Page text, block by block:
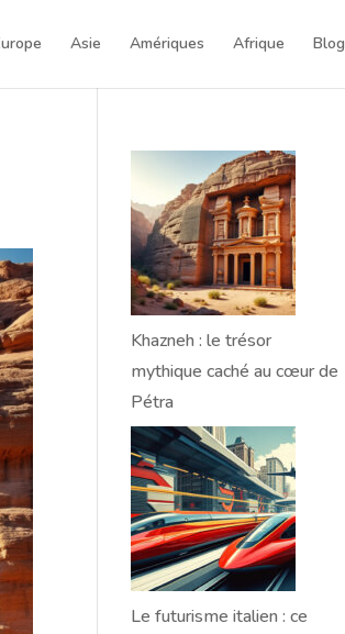
Asie Amériques Afrique Blog
Khazneh : le trésor
mythique caché au cœur de
Pétra
Le futurisme italien : ce